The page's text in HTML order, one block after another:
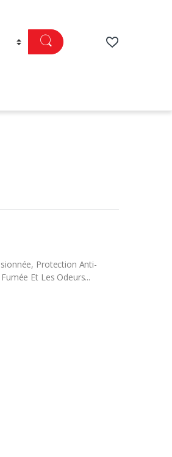
Protection Anti-
Et Les Odeurs...